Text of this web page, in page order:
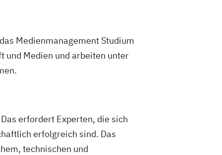
Medienmanagement Studium
und Medien und arbeiten unter
erfordert Experten, die sich
erfolgreich sind. Das
technischen und